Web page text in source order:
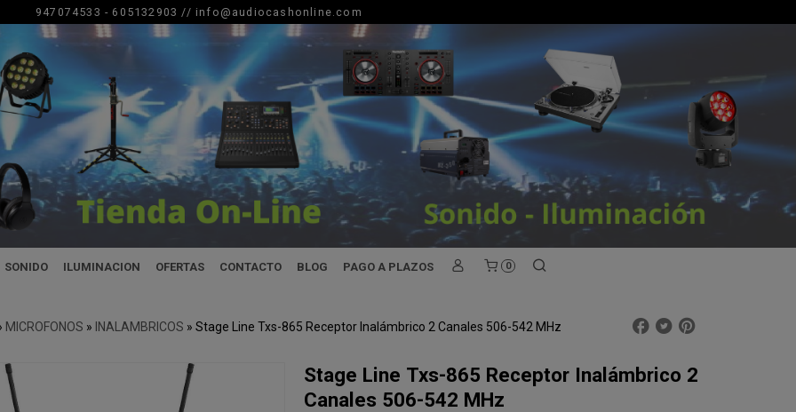
947074533 - 605132903 // info@audiocashonline.com
SONIDO ILUMINACION OFERTAS CONTACTO BLOG PAGO A PLAZOS 0
MICROFONOS » INALAMBRICOS » Stage Line Txs-865 Receptor Inalámbrico 2 Canales 506-542 MHz
Stage Line Txs-865 Receptor Inalámbrico 2
Canales 506-542 MHz